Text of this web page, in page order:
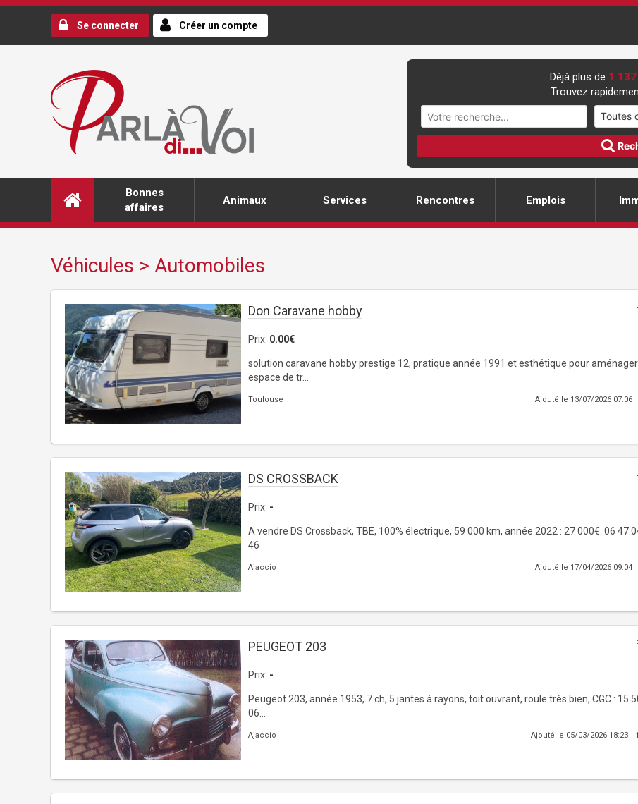
Se connecter Créer un compte
Déjà plus de 1
Trouvez
Bonnes
affaires
Animaux Services Rencontres Emplois
Véhicules > Automobiles
Don Caravane hobby
Prix: 0.00€
solution caravane hobby prestige 12, pratique année 1991 et esthétique pour
espace de tr...
Toulouse Ajouté le 13/07/2026 07:06
DS CROSSBACK
Prix: -
A vendre DS Crossback, TBE, 100% électrique, 59 000 km, année 2022 : 27 000€. 06 47
46
Ajaccio Ajouté le 17/04/2026 09:04
PEUGEOT 203
Prix: -
Peugeot 203, année 1953, 7 ch, 5 jantes à rayons, toit ouvrant, roule très bien, CGC : 15
06...
Ajaccio Ajouté le 05/03/2026 18:23